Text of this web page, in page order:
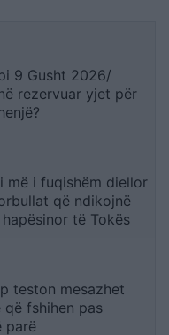
9 Gusht 2026/
rezervuar yjet për
më i fuqishëm diellor
që ndikojnë
të Tokës
teston mesazhet
që fshihen pas
parë